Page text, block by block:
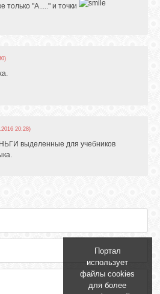
только "А....." и точки
20:28)
выделенные для учебников
Портал
использует
файлы cookies
для более